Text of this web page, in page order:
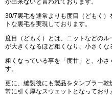
が出来ないと言われております。
30/7裏毛を通常よりも度目（どもく
トな裏毛を実現しております。
度目（どもく）とは、ニットなどの
が大きくなるほど粗くなり、小さくな
粗くなっている事を「度甘」と、小
す。
更に、縫製後にも製品をタンブラー
常に引く厚なスウェットとなっており